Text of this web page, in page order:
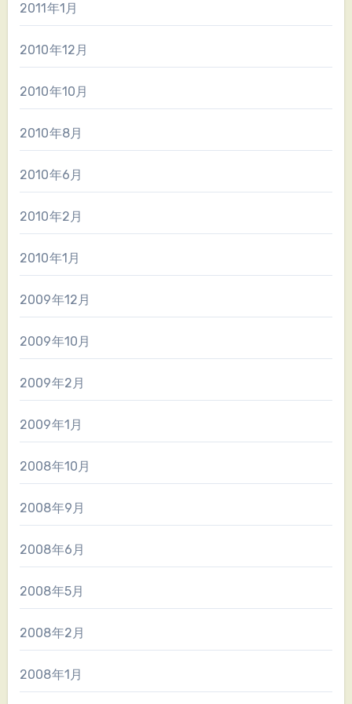
2011年1月
2010年12月
2010年10月
2010年8月
2010年6月
2010年2月
2010年1月
2009年12月
2009年10月
2009年2月
2009年1月
2008年10月
2008年9月
2008年6月
2008年5月
2008年2月
2008年1月